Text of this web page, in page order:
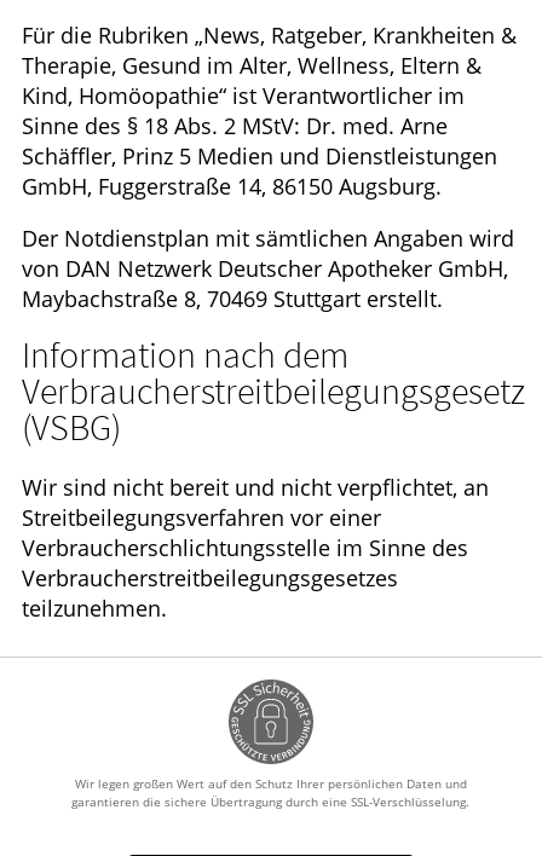
Für die Rubriken „News, Ratgeber, Krankheiten &
Therapie, Gesund im Alter, Wellness, Eltern &
Kind, Homöopathie“ ist Verantwortlicher im
Sinne des § 18 Abs. 2 MStV: Dr. med. Arne
Schäffler, Prinz 5 Medien und Dienstleistungen
GmbH, Fuggerstraße 14, 86150 Augsburg.
Der Notdienstplan mit sämtlichen Angaben wird
von DAN Netzwerk Deutscher Apotheker GmbH,
Maybachstraße 8, 70469 Stuttgart erstellt.
Information nach dem
Verbraucherstreitbeilegungsgesetz
(VSBG)
Wir sind nicht bereit und nicht verpflichtet, an
Streitbeilegungsverfahren vor einer
Verbraucherschlichtungsstelle im Sinne des
Verbraucherstreitbeilegungsgesetzes
teilzunehmen.
Wir legen großen Wert auf den Schutz Ihrer persönlichen Daten und
garantieren die sichere Übertragung durch eine SSL-Verschlüsselung.